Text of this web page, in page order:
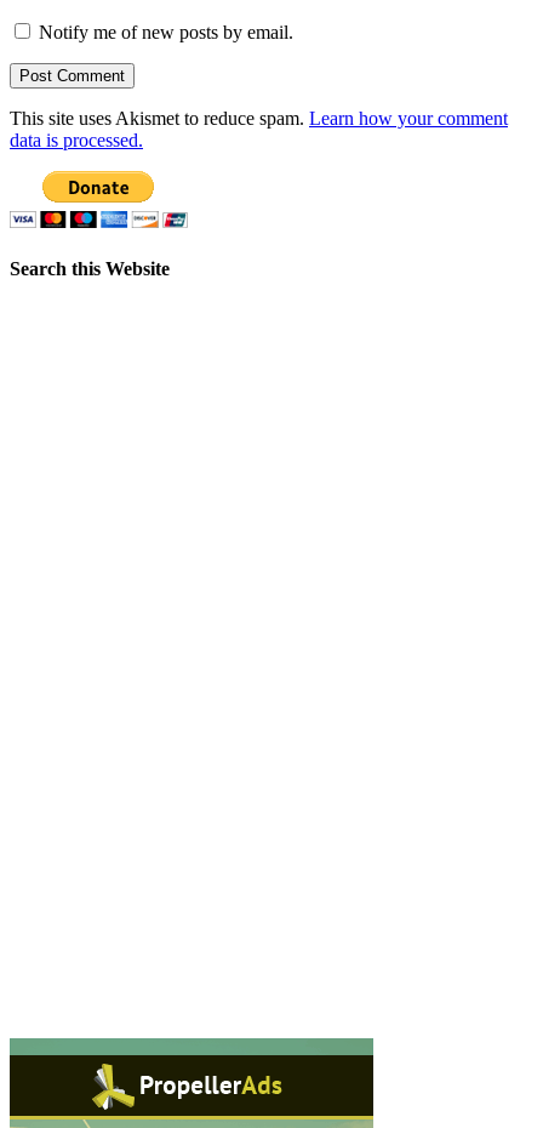
Notify me of new posts by email.
This site uses Akismet to reduce spam. Learn how your comment
data is processed.
Search this Website